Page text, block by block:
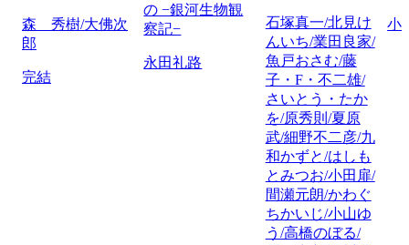
森 秀樹/大佛次
郎
完結
の −銀河生物観
察記−
永田礼路
石塚真一/北見け
んいち/業田良家/
魚戸おさむ/藤
子・F・不二雄/
さいとう・たか
を/原秀則/夏原
武/細野不二彦/九
和かずと/はしも
とみつお/小田扉/
間瀬元朗/かわぐ
ちかいじ/小山ゆ
う/高橋のぼる/
小